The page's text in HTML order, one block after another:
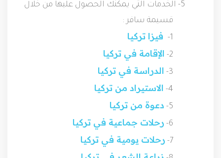
5- الخدمات التي يمكنك الحصول عليها من خلال
قسيمة سافر :
1-
فيزا تركيا
2- الإقامة في تركيا
3- الدراسة في تركيا
4- الاستيراد من تركيا
5- دعوة من تركيا
6- رحلات جماعية في تركيا
7- رحلات يومية في تركيا